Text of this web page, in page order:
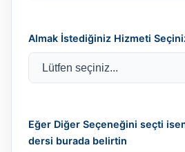
Almak İstediğiniz Hizmeti
Eğer Diğer Seçeneğini seçti
dersi burada belirtin